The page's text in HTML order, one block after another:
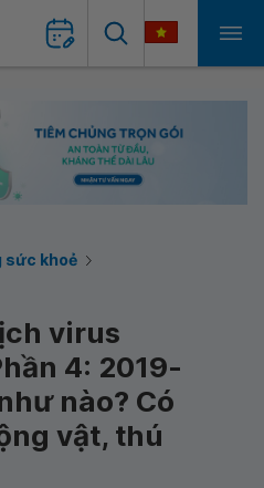
sức khoẻ
virus
4: 2019-
nào? Có
vật, thú